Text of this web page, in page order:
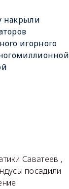
накрыли
игорного
Саватеев ,
посадили